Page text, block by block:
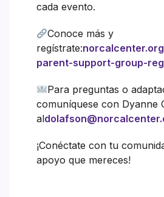
cada evento.
Conoce más y
regístrate:
parent-support-group-
Para preguntas o
comuníquese con Dyanne
al
¡Conéctate con tu
apoyo que mereces!